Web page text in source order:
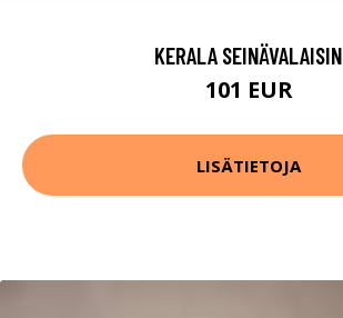
KERALA SEINÄVALAISIN
101 EUR
LISÄTIETOJA